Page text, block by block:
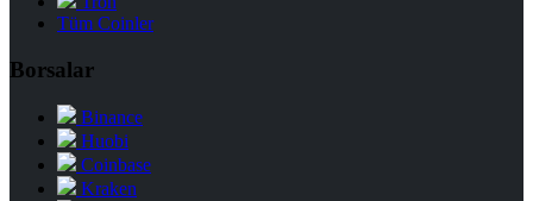
Tüm Coinler
Borsalar
Binance
Huobi
Coinbase
Kraken